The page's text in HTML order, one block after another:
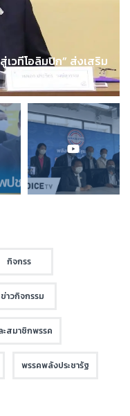
วทีโอลิมปิก” ส่งเสริม
กิจกรร
ข่าวกิจกรรม
ะสมาชิกพรรค
พรรคพลังประชารัฐ